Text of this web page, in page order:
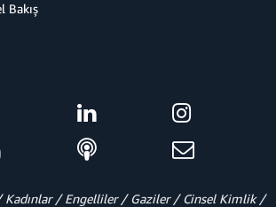
Bakış
Kadınlar / Engelliler / Gaziler / Cinsel Kimlik /